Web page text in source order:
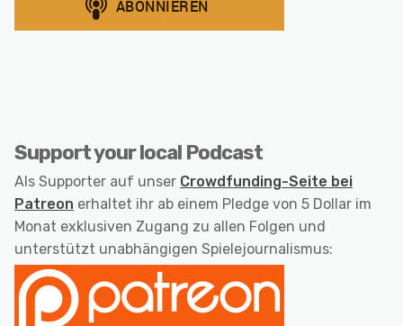
Support your local Podcast
Als Supporter auf unser Crowdfunding-Seite bei
Patreon erhaltet ihr ab einem Pledge von 5 Dollar im
Monat exklusiven Zugang zu allen Folgen und
unterstützt unabhängigen Spielejournalismus: